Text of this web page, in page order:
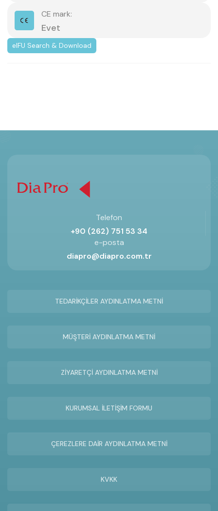
CE mark:
Evet
eIFU Search & Download
Telefon
+90 (262) 751 53 34
e-posta
diapro@diapro.com.tr
TEDARİKÇİLER AYDINLATMA METNİ
MÜŞTERİ AYDINLATMA METNİ
ZİYARETÇİ AYDINLATMA METNİ
KURUMSAL İLETİŞİM FORMU
ÇEREZLERE DAİR AYDINLATMA METNİ
KVKK